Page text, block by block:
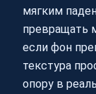
мягким
превращать
если фон
текстура
опору в